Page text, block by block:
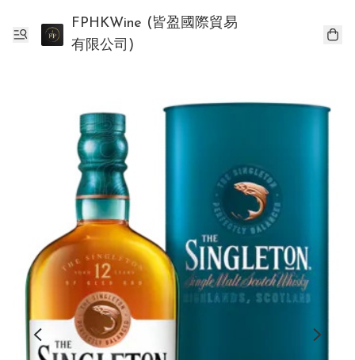
FPHKWine (皆盈國際貿易
有限公司)